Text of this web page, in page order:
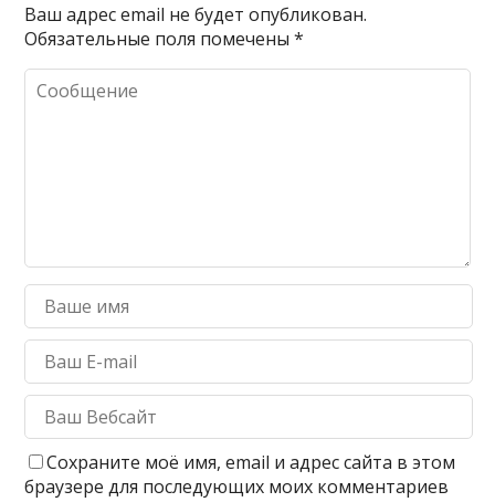
Ваш адрес email не будет опубликован.
Обязательные поля помечены*
Сохраните моё имя, email и адрес сайта в этом
браузере для последующих моих комментариев